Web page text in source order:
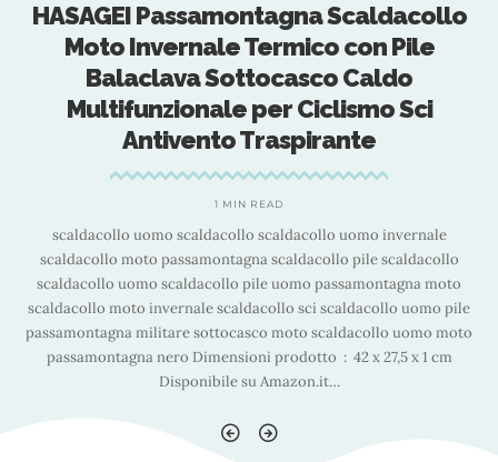
HASAGEI Passamontagna Scaldacollo
Moto Invernale Termico con Pile
Balaclava Sottocasco Caldo
Multifunzionale per Ciclismo Sci
Antivento Traspirante
1 MIN READ
scaldacollo uomo scaldacollo scaldacollo uomo invernale
scaldacollo moto passamontagna scaldacollo pile scaldacollo
scaldacollo uomo scaldacollo pile uomo passamontagna moto
scaldacollo moto invernale scaldacollo sci scaldacollo uomo pile
passamontagna militare sottocasco moto scaldacollo uomo moto
passamontagna nero Dimensioni prodotto ‏ : ‎ 42 x 27,5 x 1 cm
Disponibile su Amazon.it…